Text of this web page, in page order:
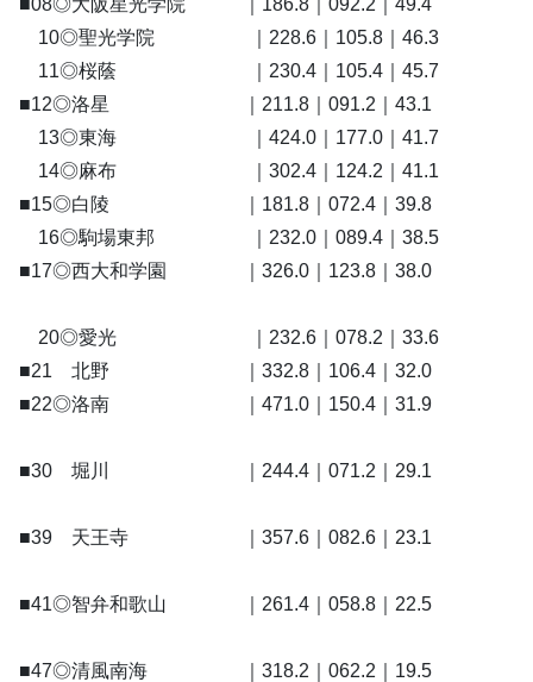
10◎聖光学院 ｜228.6｜105.8｜46.3
11◎桜蔭 ｜230.4｜105.4｜45.7
■12◎洛星 ｜211.8｜091.2｜43.1
13◎東海 ｜424.0｜177.0｜41.7
14◎麻布 ｜302.4｜124.2｜41.1
■15◎白陵 ｜181.8｜072.4｜39.8
16◎駒場東邦 ｜232.0｜089.4｜38.5
■17◎西大和学園 ｜326.0｜123.8｜38.0
20◎愛光 ｜232.6｜078.2｜33.6
■21 北野 ｜332.8｜106.4｜32.0
■22◎洛南 ｜471.0｜150.4｜31.9
■30 堀川 ｜244.4｜071.2｜29.1
■39 天王寺 ｜357.6｜082.6｜23.1
■41◎智弁和歌山 ｜261.4｜058.8｜22.5
■47◎清風南海 ｜318.2｜062.2｜19.5